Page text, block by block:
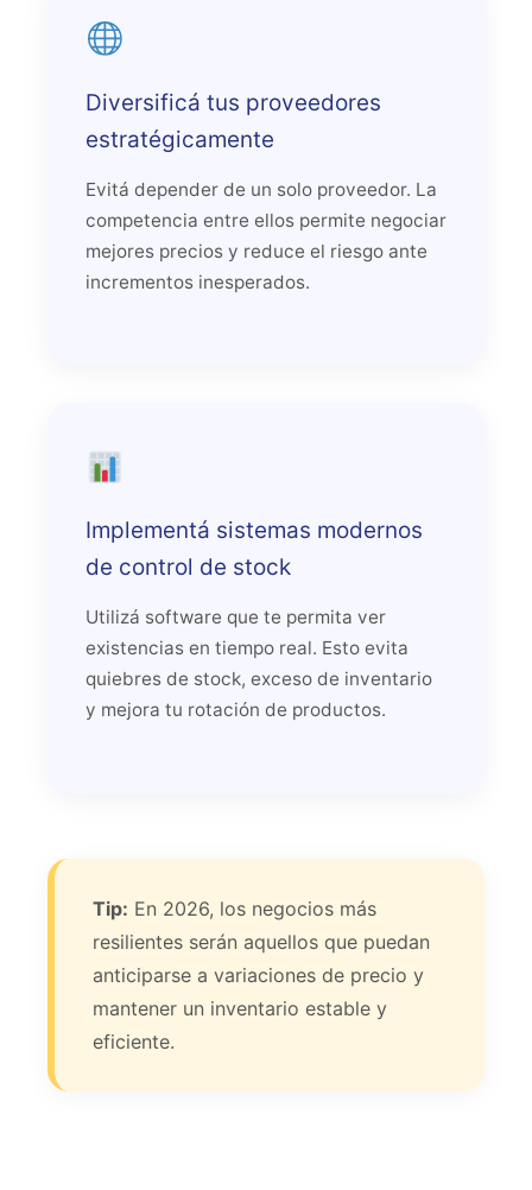
Diversificá tus proveedores
estratégicamente
Evitá depender de un solo proveedor. La
competencia entre ellos permite negociar
mejores precios y reduce el riesgo ante
incrementos inesperados.
Implementá sistemas modernos
de control de stock
Utilizá software que te permita ver
existencias en tiempo real. Esto evita
quiebres de stock, exceso de inventario
y mejora tu rotación de productos.
Tip: En 2026, los negocios más
resilientes serán aquellos que puedan
anticiparse a variaciones de precio y
mantener un inventario estable y
eficiente.